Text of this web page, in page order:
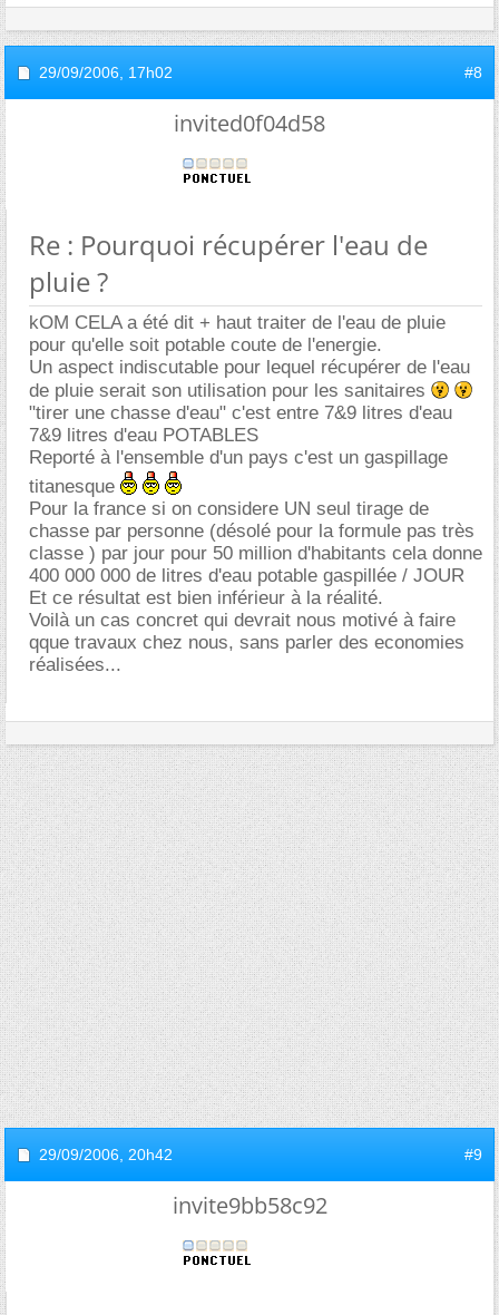
29/09/2006, 17h02 #8
invited0f04d58
Re : Pourquoi récupérer l'eau de
pluie ?
kOM CELA a été dit + haut traiter de l'eau de pluie
pour qu'elle soit potable coute de l'energie.
Un aspect indiscutable pour lequel récupérer de l'eau
de pluie serait son utilisation pour les sanitaires
"tirer une chasse d'eau" c'est entre 7&9 litres d'eau
7&9 litres d'eau POTABLES
Reporté à l'ensemble d'un pays c'est un gaspillage
titanesque
Pour la france si on considere UN seul tirage de
chasse par personne (désolé pour la formule pas très
classe ) par jour pour 50 million d'habitants cela donne
400 000 000 de litres d'eau potable gaspillée / JOUR
Et ce résultat est bien inférieur à la réalité.
Voilà un cas concret qui devrait nous motivé à faire
qque travaux chez nous, sans parler des economies
réalisées...
29/09/2006, 20h42 #9
invite9bb58c92